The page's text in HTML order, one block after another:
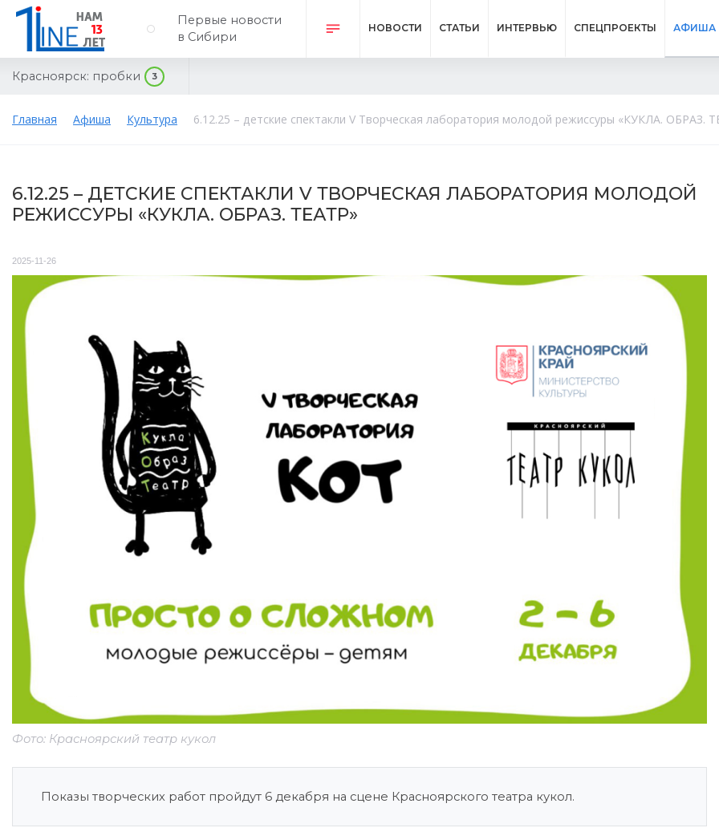
Первые новости
в Сибири
НОВОСТИ СТАТЬИ ИНТЕРВЬЮ СПЕЦПРОЕКТЫ АФИША
Красноярск: пробки 3
Главная Афиша Культура 6.12.25 – детские спектакли V Творческая лаборатория молодой режиссуры «КУКЛА. ОБРАЗ.
6.12.25 – ДЕТСКИЕ СПЕКТАКЛИ V ТВОРЧЕСКАЯ ЛАБОРАТОРИЯ МОЛОДОЙ
РЕЖИССУРЫ «КУКЛА. ОБРАЗ. ТЕАТР»
2025-11-26
Фото: Красноярский театр кукол
Показы творческих работ пройдут 6 декабря на сцене Красноярского театра кукол.